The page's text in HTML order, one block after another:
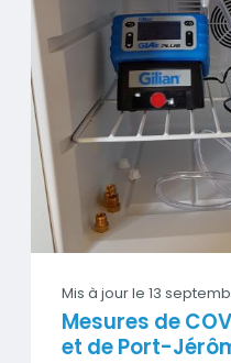
Visuel
Mis à jour le 13
Mesures de
et de Port-